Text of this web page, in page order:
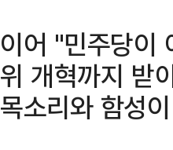
이어 "민주당이
위 개혁까지 받
목소리와 함성